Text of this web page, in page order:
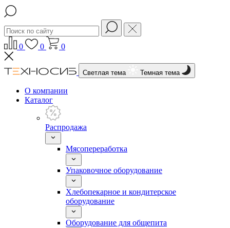
0 0 0
Светлая тема Темная тема
О компании
Каталог
Распродажа
Мясопереработка
Упаковочное оборудование
Хлебопекарное и кондитерское
оборудование
Оборудование для общепита